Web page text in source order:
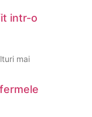
intr-o
mai